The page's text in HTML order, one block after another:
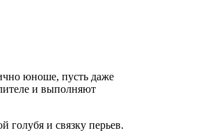
юноше, пусть даже
и выполняют
и связку перьев.